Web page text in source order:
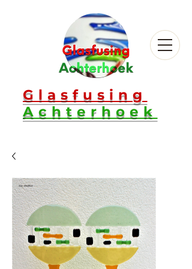
Glasfusing
Achterhoek